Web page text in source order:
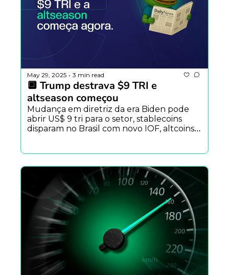
May 29, 2025 • 3 min read
🔲 Trump destrava $9 TRI e
altseason começou
Mudança em diretriz da era Biden pode
abrir US$ 9 tri para o setor, stablecoins
disparam no Brasil com novo IOF, altcoins